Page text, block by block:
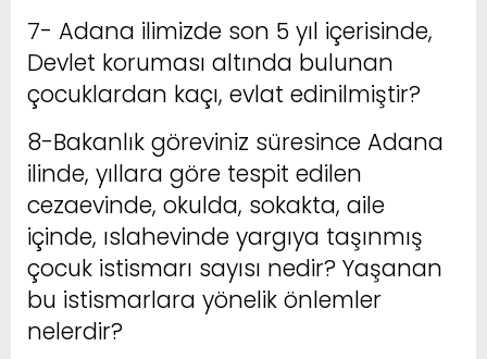
7- Adana ilimizde son 5 yıl içerisinde,
Devlet koruması altında bulunan
çocuklardan kaçı, evlat edinilmiştir?
8-Bakanlık göreviniz süresince Adana
ilinde, yıllara göre tespit edilen
cezaevinde, okulda, sokakta, aile
içinde, ıslahevinde yargıya taşınmış
çocuk istismarı sayısı nedir? Yaşanan
bu istismarlara yönelik önlemler
nelerdir?